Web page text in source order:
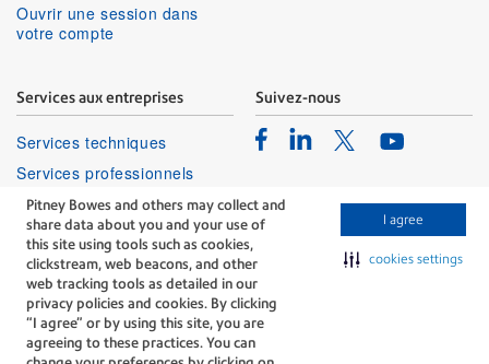
Pitney Bowes and others may collect and
share data about you and your use of
this site using tools such as cookies,
clickstream, web beacons, and other
web tracking tools as detailed in our
privacy policies and cookies. By clicking
“I agree” or by using this site, you are
agreeing to these practices. You can
I agree
cookies settings
Ouvrir une session dans
votre compte
Services aux entreprises
Services techniques
Services professionnels
Suivez-nous
FacebookLinkedinTwitterYoutube
The technology behind
every important delivery.
Modalités Confidentialité